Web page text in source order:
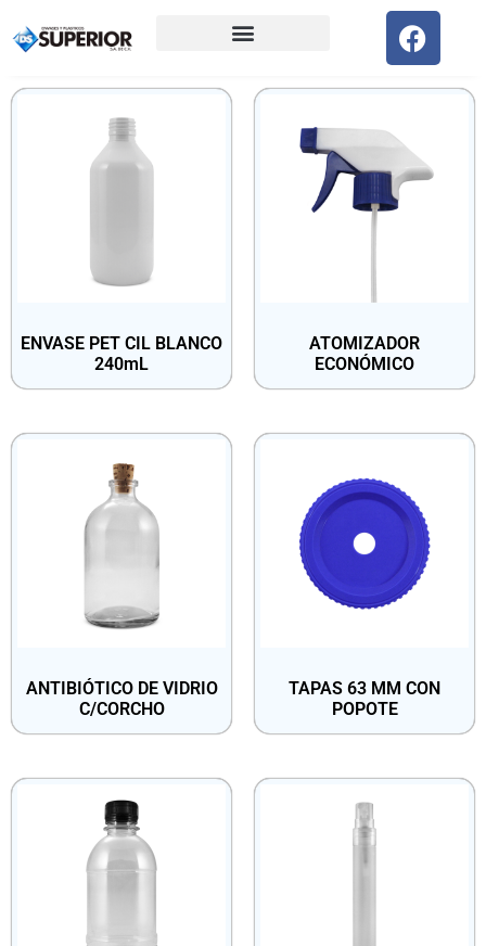
ENVASE PET CIL BLANCO
240mL
ATOMIZADOR
ECONÓMICO
ANTIBIÓTICO DE VIDRIO
C/CORCHO
TAPAS 63 MM CON
POPOTE